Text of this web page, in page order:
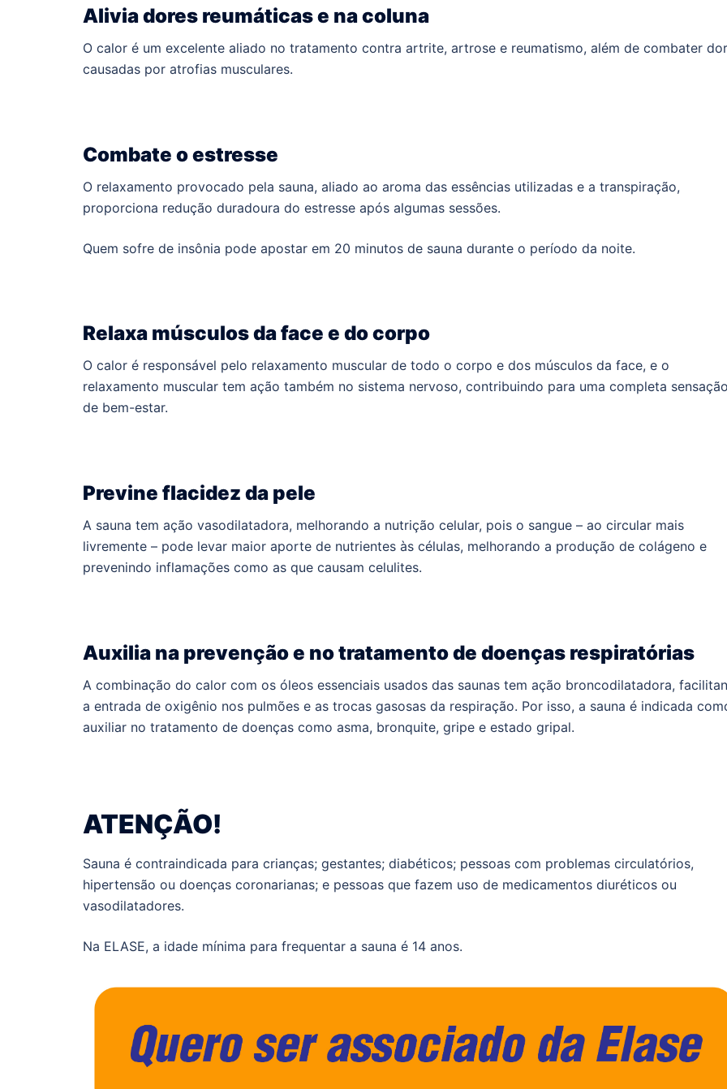
Alivia dores reumáticas e na coluna
O calor é um excelente aliado no tratamento contra artrite, artrose e reumatismo, além de combater
causadas por atrofias musculares.
Combate o estresse
O relaxamento provocado pela sauna, aliado ao aroma das essências utilizadas e a transpiração,
proporciona redução duradoura do estresse após algumas sessões.
Quem sofre de insônia pode apostar em 20 minutos de sauna durante o período da noite.
Relaxa músculos da face e do corpo
O calor é responsável pelo relaxamento muscular de todo o corpo e dos músculos da face, e o
relaxamento muscular tem ação também no sistema nervoso, contribuindo para uma completa
de bem-estar.
Previne flacidez da pele
A sauna tem ação vasodilatadora, melhorando a nutrição celular, pois o sangue – ao circular mais
livremente – pode levar maior aporte de nutrientes às células, melhorando a produção de colágeno e
prevenindo inflamações como as que causam celulites.
Auxilia na prevenção e no tratamento de doenças respiratórias
A combinação do calor com os óleos essenciais usados das saunas tem ação broncodilatadora,
a entrada de oxigênio nos pulmões e as trocas gasosas da respiração. Por isso, a sauna é indicada
auxiliar no tratamento de doenças como asma, bronquite, gripe e estado gripal.
ATENÇÃO!
Sauna é contraindicada para crianças; gestantes; diabéticos; pessoas com problemas circulatórios,
hipertensão ou doenças coronarianas; e pessoas que fazem uso de medicamentos diuréticos ou
vasodilatadores.
Na ELASE, a idade mínima para frequentar a sauna é 14 anos.